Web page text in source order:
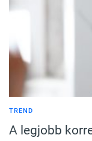
TREND
A legjobb